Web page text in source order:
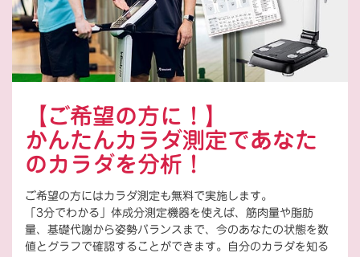
【ご希望の方に！】
かんたんカラダ測定であなた
のカラダを分析！
ご希望の方にはカラダ測定も無料で実施します。
「3分でわかる」体成分測定機器を使えば、筋肉量や脂肪
量、基礎代謝から姿勢バランスまで、今のあなたの状態を数
値とグラフで確認することができます。自分のカラダを知る